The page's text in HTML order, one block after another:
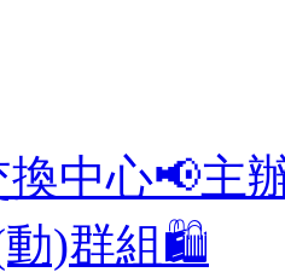
換中心📢主
動)群組🛍️